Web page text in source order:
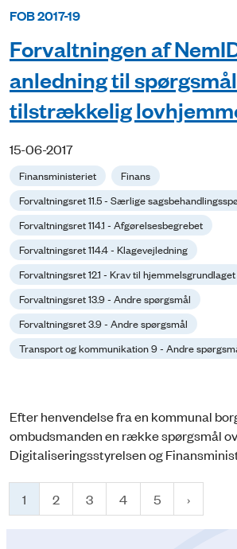
FOB 2017-19
Forvaltningen af
anledning til
tilstrækkelig
15-06-2017
Finansministeriet
Finans
Forvaltningsret 11.5 - Særlige
Forvaltningsret 114.1 - Afgørelsesbegrebet
Forvaltningsret 114.4 - Klagevejledning
Forvaltningsret 12.1 - Krav til hjemmelsgrundlaget
Forvaltningsret 13.9 - Andre spørgsmål
Forvaltningsret 3.9 - Andre spørgsmål
Transport og kommunikation 9 - Andre
Efter henvendelse fra en kommunal
ombudsmanden en række spørgsmål
Digitaliseringsstyrelsen og
1 2 3 4 5